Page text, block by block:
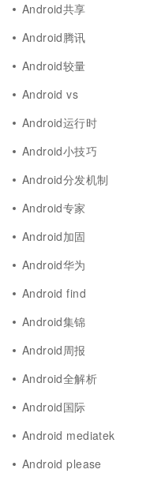
Android共享
Android腾讯
Android较量
Android vs
Android运行时
Android小技巧
Android分发机制
Android专家
Android加固
Android华为
Android find
Android集锦
Android周报
Android全解析
Android国际
Android mediatek
Android please